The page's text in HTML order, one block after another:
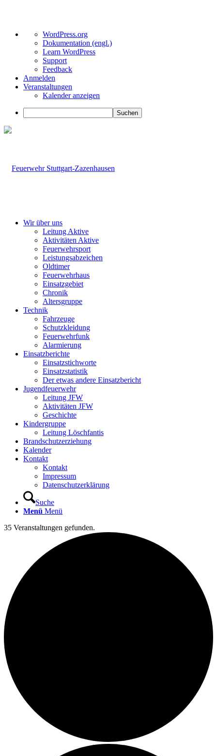
Über
WordPress
WordPress.org
Dokumentation (engl.)
Learn WordPress
Support
Feedback
Anmelden
Veranstaltungen
Kalender anzeigen
Suchen
Wir über uns
Leitung Aktive
Aktivitäten Aktive
Feuerwehrsport
Leistungsabzeichen
Oldtimer
Feuerwehrhaus
Einsatzgebiet
Chronik
Altersgruppe
Technik
Fahrzeuge
Schutzkleidung
Feuerwehrfunk
Alarmierung
Einsatzberichte
Einsatzstichworte
Einsatzstatistik
Der etwas andere Einsatzbericht
Jugendfeuerwehr
Leitung JFW
Aktivitäten JFW
Geschichte
Kindergruppe
Leitung Löschfantis
Brandschutzerziehung
Kalender
Kontakt
Kontakt
Impressum
Datenschutzerklärung
Suche
Menü Menü
35 Veranstaltungen gefunden.